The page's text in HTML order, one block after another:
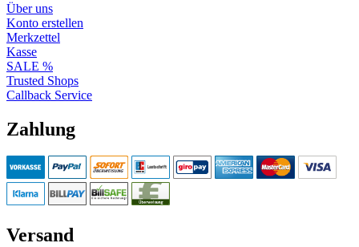
Über uns
Konto erstellen
Merkzettel
Kasse
SALE %
Trusted Shops
Callback Service
Zahlung
Versand